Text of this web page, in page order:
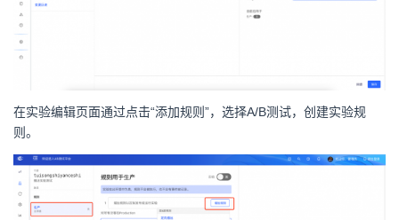
在实验编辑页面通过点击“添加规则”，选择A/B测试，创建实验规
则。